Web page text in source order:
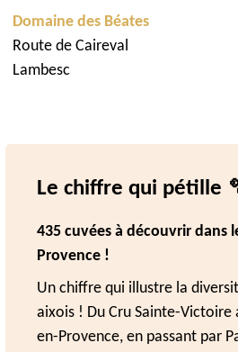
Domaine des Béates
Route de Caireval
Lambesc
Le chiffre qui pétille
435 cuvées à découvrir dans
Provence !
Un chiffre qui illustre la
aixois ! Du Cru Sainte-Victoire
en-Provence, en passant par